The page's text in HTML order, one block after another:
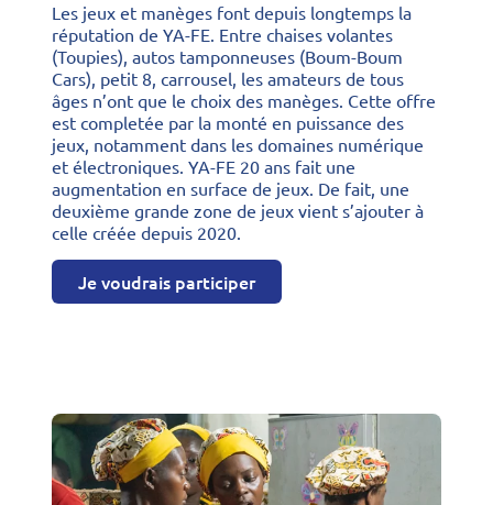
Les jeux et manèges font depuis longtemps la
réputation de YA-FE. Entre chaises volantes
(Toupies), autos tamponneuses (Boum-Boum
Cars), petit 8, carrousel, les amateurs de tous
âges n’ont que le choix des manèges. Cette offre
est completée par la monté en puissance des
jeux, notamment dans les domaines numérique
et électroniques. YA-FE 20 ans fait une
augmentation en surface de jeux. De fait, une
deuxième grande zone de jeux vient s’ajouter à
celle créée depuis 2020.
Je voudrais participer